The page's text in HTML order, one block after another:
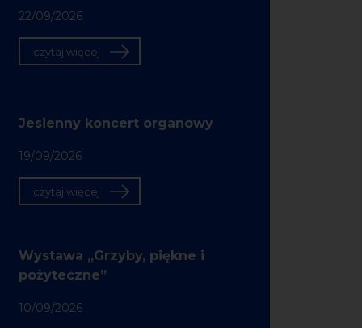
22/09/2026
czytaj więcej
Jesienny koncert organowy
19/09/2026
czytaj więcej
Wystawa „Grzyby, piękne i
pożyteczne”
10/09/2026